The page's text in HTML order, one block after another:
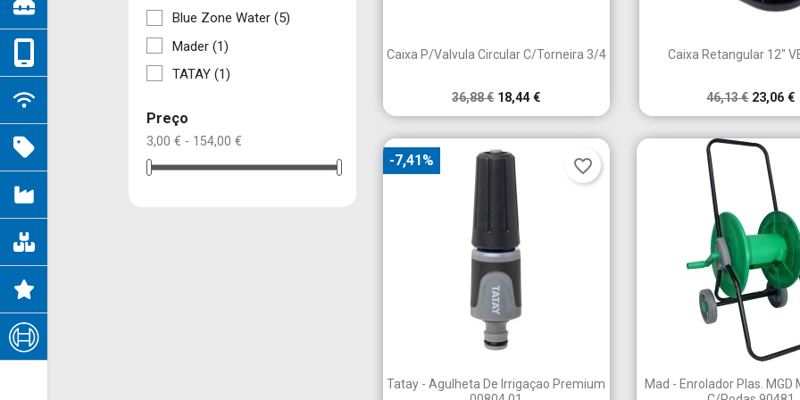
Blue Zone Water (5)
Mader (1)
TATAY (1)
Preço
3,00 € - 154,00 €
Vista rápida
Caixa P/Valvula Circular C/Torneira 3/4
36,88 € 18,44 €
Vista rápida
Caixa Retangular 12"
46,13 € 23,06 €
Vista rápida
Tatay - Agulheta De Irrigaçao Premium
-7,41% favorite_border
Vista rápida
Mad - Enrolador Plas. MGD